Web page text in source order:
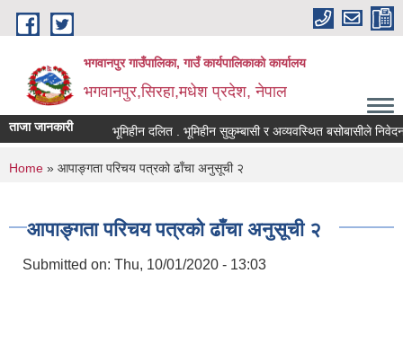
Skip to main content
भगवानपुर गाउँपालिका, गाउँ कार्यपालिकाको कार्यालय
भगवानपुर,सिरहा,मधेश प्रदेश, नेपाल
ताजा जानकारी भूमिहीन दलित . भूमिहीन सुकुम्बासी र अव्यवस्थित बसोबासीले निवेदन
You are here
Home » आपाङ्गता परिचय पत्रको ढाँचा अनुसूची २
आपाङ्गता परिचय पत्रको ढाँचा अनुसूची २
Submitted on: Thu, 10/01/2020 - 13:03